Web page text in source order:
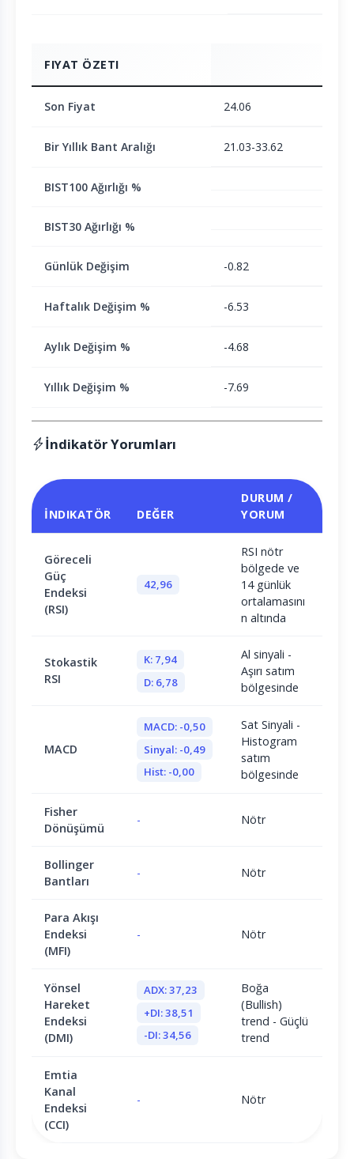
FIYAT ÖZETI
Son Fiyat 24.06
Bir Yıllık Bant Aralığı 21.03-33.62
BIST100 Ağırlığı %
BIST30 Ağırlığı %
Günlük Değişim -0.82
Haftalık Değişim % -6.53
Aylık Değişim % -4.68
Yıllık Değişim % -7.69
İndikatör Yorumları
İNDIKATÖR DEĞER
DURUM /
YORUM
Göreceli
Güç
Endeksi
(RSI)
42,96
RSI nötr
bölgede ve
14 günlük
ortalamasını
n altında
Stokastik
RSI
K: 7,94
D: 6,78
Al sinyali -
Aşırı satım
bölgesinde
MACD
MACD: -0,50
Sinyal: -0,49
Hist: -0,00
Sat Sinyali -
Histogram
satım
bölgesinde
Fisher
Dönüşümü
- Nötr
Bollinger
Bantları
- Nötr
Para Akışı
Endeksi
(MFI)
- Nötr
Yönsel
Hareket
Endeksi
(DMI)
ADX: 37,23
+DI: 38,51
-DI: 34,56
Boğa
(Bullish)
trend - Güçlü
trend
Emtia
Kanal
Endeksi
(CCI)
- Nötr